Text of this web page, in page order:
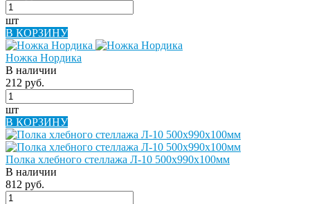
шт
В КОРЗИНУ
Ножка Нордика
В наличии
212 руб.
шт
В КОРЗИНУ
Полка хлебного стеллажа Л-10 500х990х100мм
В наличии
812 руб.